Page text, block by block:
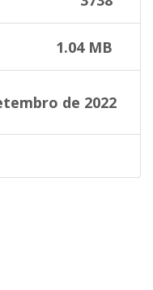
1.04 MB
de 2022